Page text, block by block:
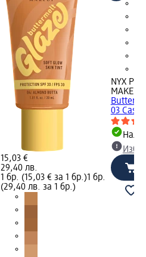
15,03 €
29,40 лв.
1 бр. (15,03 € за 1 бр.)1 бр.
(29,40 лв. за 1 бр.)
NYX
MAKEUP
03